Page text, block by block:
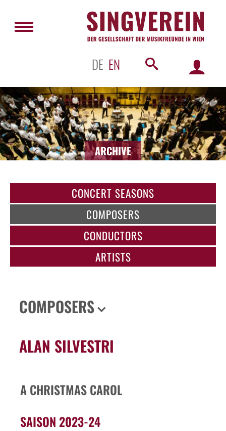
DE EN
ARCHIVE
CONCERT SEASONS
COMPOSERS
CONDUCTORS
ARTISTS
COMPOSERS
ALAN SILVESTRI
A CHRISTMAS CAROL
SAISON 2023-24